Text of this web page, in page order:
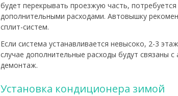
будет перекрывать проезжую часть,
дополнительными расходами. Автовышку
сплит-систем.
Если система устанавливается невысоко, 2-3
случае дополнительные расходы будут связаны
демонтаж.
Установка кондиционера зимой